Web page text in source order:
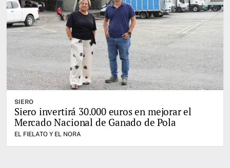
SIERO
Siero invertirá 30.000 euros en mejorar el
Mercado Nacional de Ganado de Pola
EL FIELATO Y EL NORA